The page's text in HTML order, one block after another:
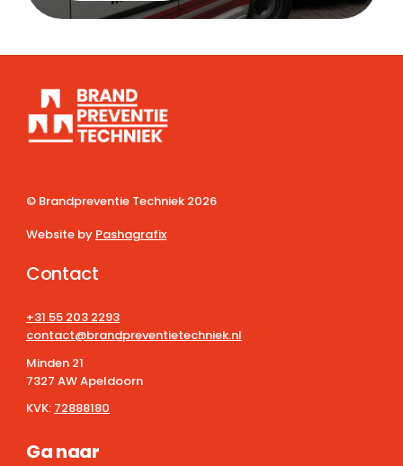
© Brandpreventie Techniek 2026
Website by Pashagrafix
Contact
+31 55 203 2293
contact@brandpreventietechniek.nl
Minden 21
7327 AW Apeldoorn
KVK: 72888180
Ga naar